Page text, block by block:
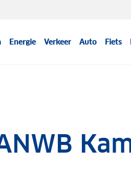
Energie Verkeer Auto Fiets